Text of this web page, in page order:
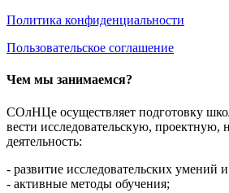
Политика конфиденциальности
Пользовательское соглашение
Чем мы занимаемся?
СОлНЦе осуществляет подготовку
вести исследовательскую, проектную,
деятельность:
- развитие исследовательских умений
- активные методы обучения;